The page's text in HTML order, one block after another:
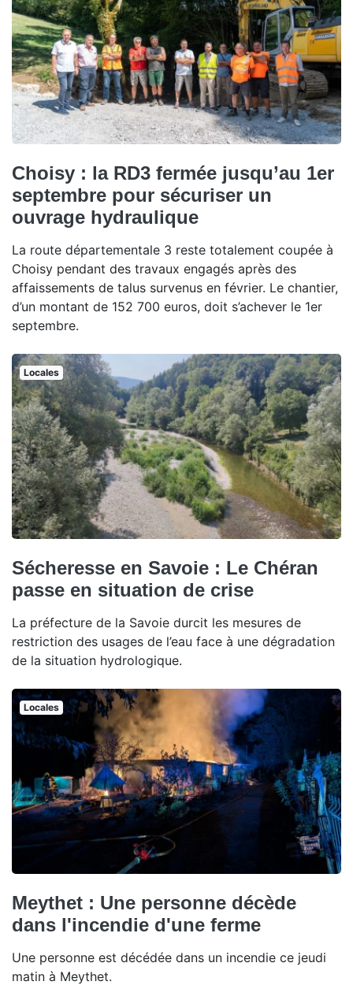
Choisy : la RD3 fermée jusqu’au 1er
septembre pour sécuriser un
ouvrage hydraulique
La route départementale 3 reste totalement coupée à
Choisy pendant des travaux engagés après des
affaissements de talus survenus en février. Le chantier,
d’un montant de 152 700 euros, doit s’achever le 1er
septembre.
Locales
Sécheresse en Savoie : Le Chéran
passe en situation de crise
La préfecture de la Savoie durcit les mesures de
restriction des usages de l’eau face à une dégradation
de la situation hydrologique.
Locales
Meythet : Une personne décède
dans l'incendie d'une ferme
Une personne est décédée dans un incendie ce jeudi
matin à Meythet.